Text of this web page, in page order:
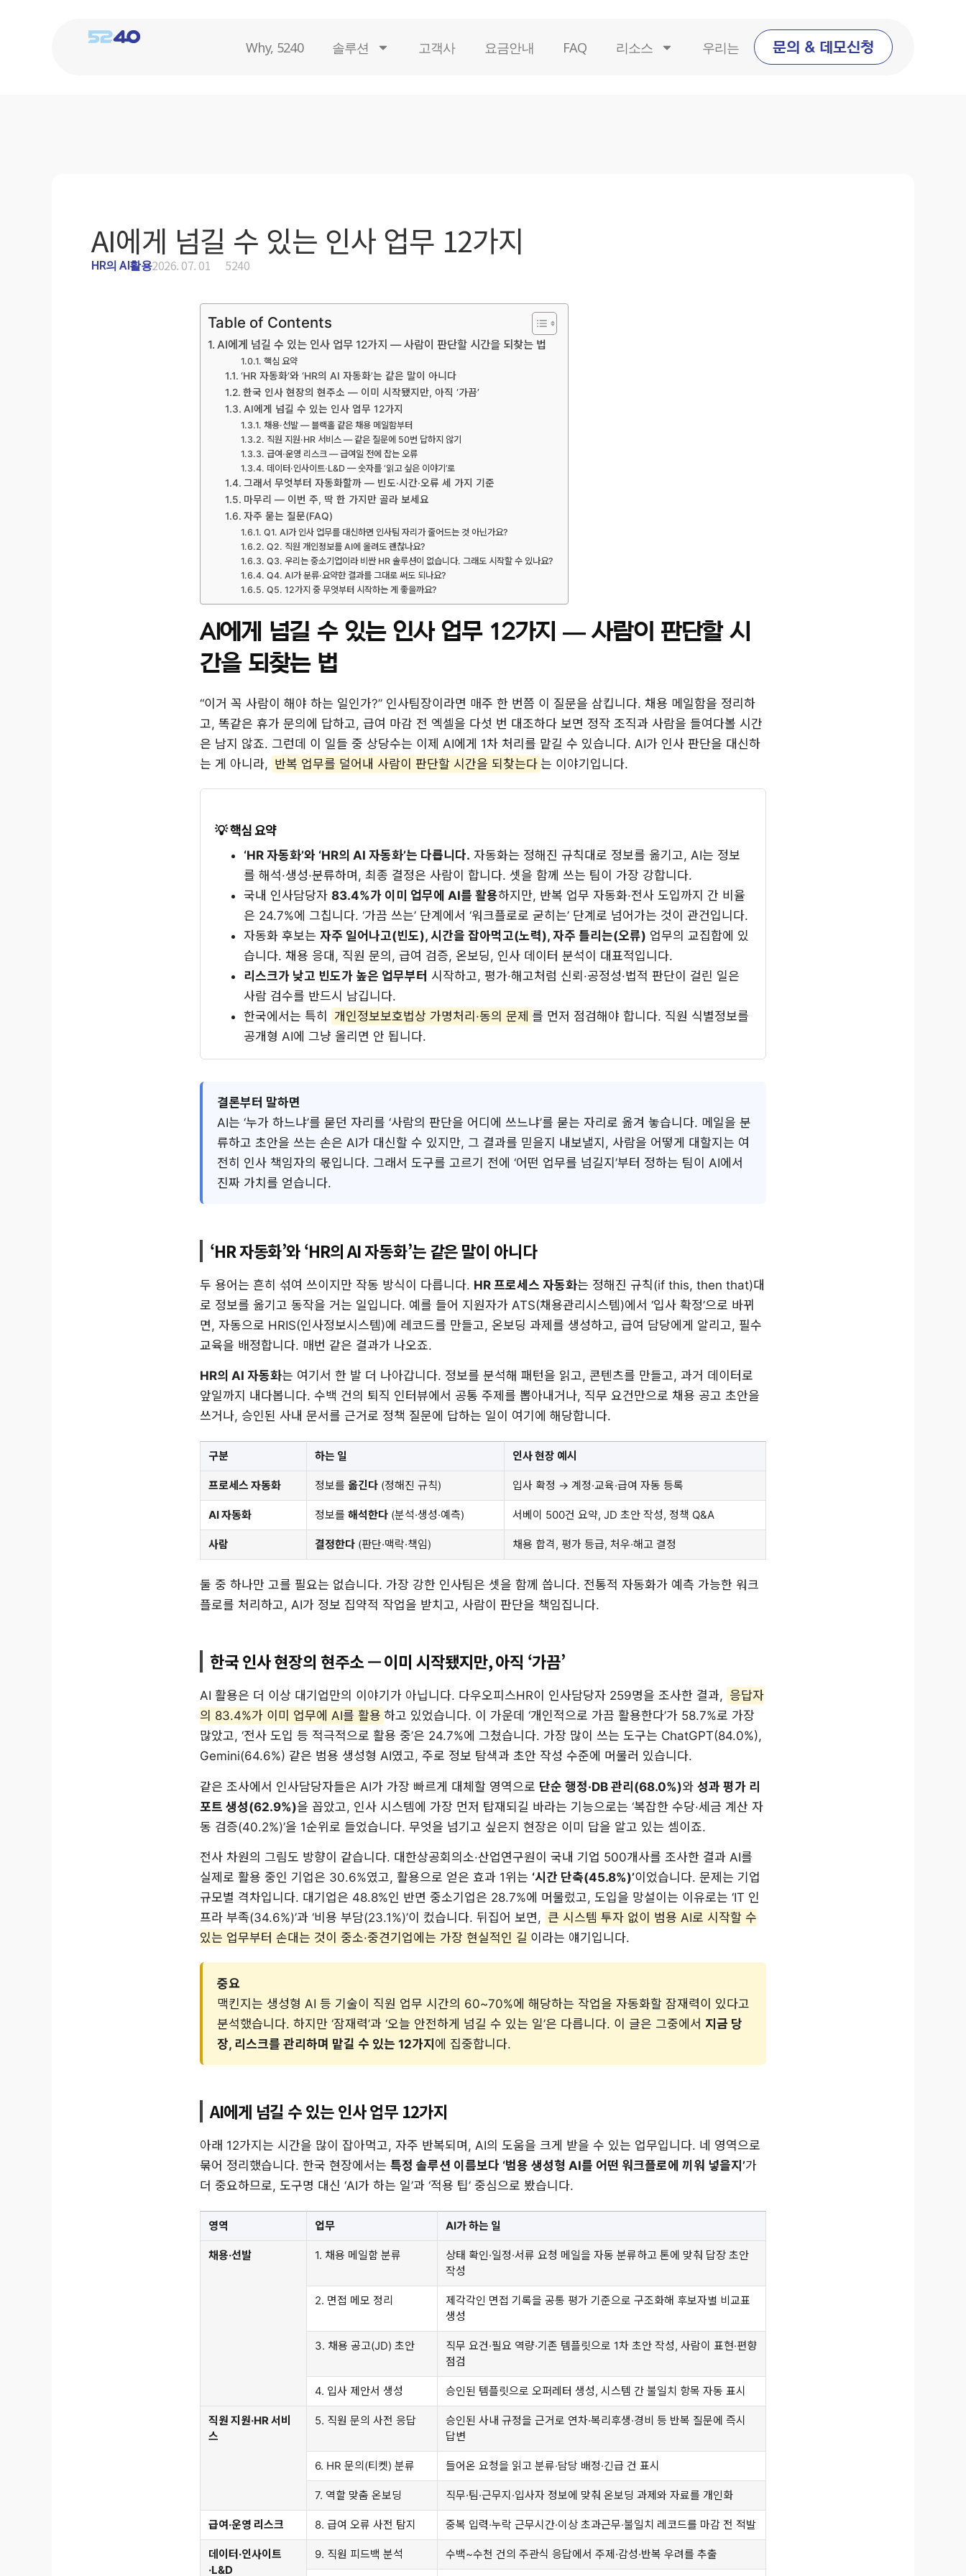
Why, 5240 솔루션 고객사 요금안내 FAQ 리소스 우리는 문의 & 데모신청
Table of Contents
AI에게 넘길 수 있는 인사 업무 12가지 — 사람이 판단할 시간을 되찾는 법
핵심 요약
‘HR 자동화’와 ‘HR의 AI 자동화’는 같은 말이 아니다
한국 인사 현장의 현주소 — 이미 시작됐지만, 아직 ‘가끔’
AI에게 넘길 수 있는 인사 업무 12가지
채용·선발 — 블랙홀 같은 채용 메일함부터
직원 지원·HR 서비스 — 같은 질문에 50번 답하지 않기
급여·운영 리스크 — 급여일 전에 잡는 오류
데이터·인사이트·L&D — 숫자를 ‘읽고 싶은 이야기’로
그래서 무엇부터 자동화할까 — 빈도·시간·오류 세 가지 기준
마무리 — 이번 주, 딱 한 가지만 골라 보세요
자주 묻는 질문(FAQ)
Q1. AI가 인사 업무를 대신하면 인사팀 자리가 줄어드는 것 아닌가요?
Q2. 직원 개인정보를 AI에 올려도 괜찮나요?
Q3. 우리는 중소기업이라 비싼 HR 솔루션이 없습니다. 그래도 시작할 수 있나요?
Q4. AI가 분류·요약한 결과를 그대로 써도 되나요?
Q5. 12가지 중 무엇부터 시작하는 게 좋을까요?
AI에게 넘길 수 있는 인사 업무 12가지 — 사람이 판단할 시
간을 되찾는 법
“이거 꼭 사람이 해야 하는 일인가?” 인사팀장이라면 매주 한 번쯤 이 질문을 삼킵니다. 채용 메일함을 정리하
고, 똑같은 휴가 문의에 답하고, 급여 마감 전 엑셀을 다섯 번 대조하다 보면 정작 조직과 사람을 들여다볼 시간
은 남지 않죠. 그런데 이 일들 중 상당수는 이제 AI에게 1차 처리를 맡길 수 있습니다. AI가 인사 판단을 대신하
는 게 아니라, 반복 업무를 덜어내 사람이 판단할 시간을 되찾는다 는 이야기입니다.
핵심 요약
‘HR 자동화’와 ‘HR의 AI 자동화’는 다릅니다. 자동화는 정해진 규칙대로 정보를 옮기고, AI는 정보
를 해석·생성·분류하며, 최종 결정은 사람이 합니다. 셋을 함께 쓰는 팀이 가장 강합니다.
국내 인사담당자83.4%가 이미 업무에 AI를 활용하지만, 반복 업무 자동화·전사 도입까지 간 비율
은 24.7%에 그칩니다. ‘가끔 쓰는’ 단계에서 ‘워크플로로 굳히는’ 단계로 넘어가는 것이 관건입니다.
자동화 후보는자주 일어나고(빈도), 시간을 잡아먹고(노력), 자주 틀리는(오류) 업무의 교집합에 있
습니다. 채용 응대, 직원 문의, 급여 검증, 온보딩, 인사 데이터 분석이 대표적입니다.
리스크가 낮고 빈도가 높은 업무부터 시작하고, 평가·해고처럼 신뢰·공정성·법적 판단이 걸린 일은
사람 검수를 반드시 남깁니다.
한국에서는 특히
개인정보보호법상 가명처리·동의 문제 를 먼저 점검해야 합니다. 직원 식별정보를
공개형 AI에 그냥 올리면 안 됩니다.
결론부터 말하면
AI는 ‘누가 하느냐’를 묻던 자리를 ‘사람의 판단을 어디에 쓰느냐’를 묻는 자리로 옮겨 놓습니다. 메일을 분
류하고 초안을 쓰는 손은 AI가 대신할 수 있지만, 그 결과를 믿을지 내보낼지, 사람을 어떻게 대할지는 여
전히 인사 책임자의 몫입니다. 그래서 도구를 고르기 전에 ‘어떤 업무를 넘길지’부터 정하는 팀이 AI에서
진짜 가치를 얻습니다.
‘HR 자동화’와 ‘HR의 AI 자동화’는 같은 말이 아니다
두 용어는 흔히 섞여 쓰이지만 작동 방식이 다릅니다. HR 프로세스 자동화는 정해진 규칙(if this, then that)대
로 정보를 옮기고 동작을 거는 일입니다. 예를 들어 지원자가 ATS(채용관리시스템)에서 ‘입사 확정’으로 바뀌
면, 자동으로 HRIS(인사정보시스템)에 레코드를 만들고, 온보딩 과제를 생성하고, 급여 담당에게 알리고, 필수
교육을 배정합니다. 매번 같은 결과가 나오죠.
HR의 AI 자동화는 여기서 한 발 더 나아갑니다. 정보를 분석해 패턴을 읽고, 콘텐츠를 만들고, 과거 데이터로
앞일까지 내다봅니다. 수백 건의 퇴직 인터뷰에서 공통 주제를 뽑아내거나, 직무 요건만으로 채용 공고 초안을
쓰거나, 승인된 사내 문서를 근거로 정책 질문에 답하는 일이 여기에 해당합니다.
구분 하는 일 인사 현장 예시
프로세스 자동화 정보를 옮긴다 (정해진 규칙) 입사 확정 → 계정·교육·급여 자동 등록
AI 자동화 정보를 해석한다 (분석·생성·예측) 서베이 500건 요약, JD 초안 작성, 정책 Q&A
사람 결정한다 (판단·맥락·책임) 채용 합격, 평가 등급, 처우·해고 결정
둘 중 하나만 고를 필요는 없습니다. 가장 강한 인사팀은 셋을 함께 씁니다. 전통적 자동화가 예측 가능한 워크
플로를 처리하고, AI가 정보 집약적 작업을 받치고, 사람이 판단을 책임집니다.
한국 인사 현장의 현주소 — 이미 시작됐지만, 아직 ‘가끔’
AI 활용은 더 이상 대기업만의 이야기가 아닙니다. 다우오피스HR이 인사담당자 259명을 조사한 결과, 응답자
의 83.4%가 이미 업무에 AI를 활용 하고 있었습니다. 이 가운데 ‘개인적으로 가끔 활용한다’가 58.7%로 가장
많았고, ‘전사 도입 등 적극적으로 활용 중’은 24.7%에 그쳤습니다. 가장 많이 쓰는 도구는 ChatGPT(84.0%),
Gemini(64.6%) 같은 범용 생성형 AI였고, 주로 정보 탐색과 초안 작성 수준에 머물러 있습니다.
같은 조사에서 인사담당자들은 AI가 가장 빠르게 대체할 영역으로 단순 행정·DB 관리(68.0%)와 성과 평가 리
포트 생성(62.9%)을 꼽았고, 인사 시스템에 가장 먼저 탑재되길 바라는 기능으로는 ‘복잡한 수당·세금 계산 자
동 검증(40.2%)’을 1순위로 들었습니다. 무엇을 넘기고 싶은지 현장은 이미 답을 알고 있는 셈이죠.
전사 차원의 그림도 방향이 같습니다. 대한상공회의소·산업연구원이 국내 기업 500개사를 조사한 결과 AI를
실제로 활용 중인 기업은 30.6%였고, 활용으로 얻은 효과 1위는 ‘시간 단축(45.8%)’이었습니다. 문제는 기업
규모별 격차입니다. 대기업은 48.8%인 반면 중소기업은 28.7%에 머물렀고, 도입을 망설이는 이유로는 ‘IT 인
프라 부족(34.6%)’과 ‘비용 부담(23.1%)’이 컸습니다. 뒤집어 보면, 큰 시스템 투자 없이 범용 AI로 시작할 수
있는 업무부터 손대는 것이 중소·중견기업에는 가장 현실적인 길 이라는 얘기입니다.
중요
맥킨지는 생성형 AI 등 기술이 직원 업무 시간의 60~70%에 해당하는 작업을 자동화할 잠재력이 있다고
분석했습니다. 하지만 ‘잠재력’과 ‘오늘 안전하게 넘길 수 있는 일’은 다릅니다. 이 글은 그중에서 지금 당
장, 리스크를 관리하며 맡길 수 있는 12가지 에 집중합니다.
AI에게 넘길 수 있는 인사 업무 12가지
아래 12가지는 시간을 많이 잡아먹고, 자주 반복되며, AI의 도움을 크게 받을 수 있는 업무입니다. 네 영역으로
묶어 정리했습니다. 한국 현장에서는 특정 솔루션 이름보다 ‘범용 생성형 AI를 어떤 워크플로에 끼워 넣을지’가
더 중요하므로, 도구명 대신 ‘AI가 하는 일’과 ‘적용 팁’ 중심으로 봤습니다.
영역 업무 AI가 하는 일
채용·선발 1. 채용 메일함 분류
상태 확인·일정·서류 요청 메일을 자동 분류하고 톤에 맞춰 답장 초안
작성
2. 면접 메모 정리
제각각인 면접 기록을 공통 평가 기준으로 구조화해 후보자별 비교표
생성
3. 채용 공고(JD) 초안
직무 요건·필요 역량·기존 템플릿으로 1차 초안 작성, 사람이 표현·편향
점검
4. 입사 제안서 생성 승인된 템플릿으로 오퍼레터 생성, 시스템 간 불일치 항목 자동 표시
직원 지원·HR 서비
스
5. 직원 문의 사전 응답
승인된 사내 규정을 근거로 연차·복리후생·경비 등 반복 질문에 즉시
답변
6. HR 문의(티켓) 분류 들어온 요청을 읽고 분류·담당 배정·긴급 건 표시
7. 역할 맞춤 온보딩 직무·팀·근무지·입사자 정보에 맞춰 온보딩 과제와 자료를 개인화
급여·운영 리스크 8. 급여 오류 사전 탐지 중복 입력·누락 근무시간·이상 초과근무·불일치 레코드를 마감 전 적발
데이터·인사이트
·L&D
9. 직원 피드백 분석 수백~수천 건의 주관식 응답에서 주제·감성·반복 우려를 추출
AI에게 넘길 수 있는 인사 업무 12가지
HR의 AI활용2026. 07. 01 5240